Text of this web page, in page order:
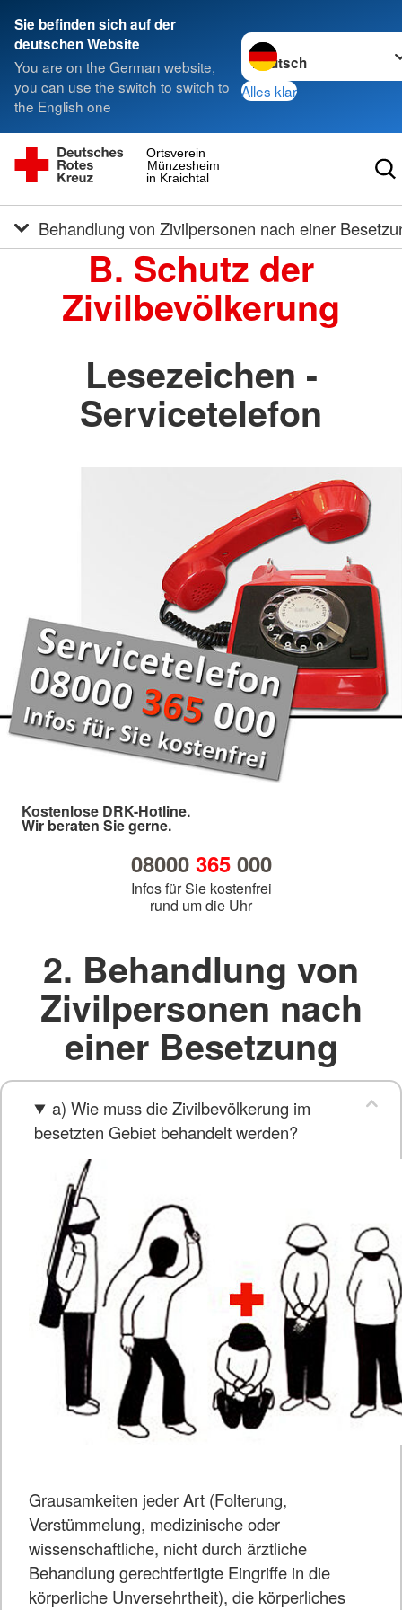
Sie befinden sich auf der
deutschen Website
You are on the German website,
you can use the switch to switch to
the English one
Sprache wechseln zu
Alles klar
in Kraichtal
Münzesheim
Ortsverein
Behandlung von Zivilpersonen nach einer
B. Schutz der
Zivilbevölkerung
Lesezeichen -
Servicetelefon
Kostenlose DRK-Hotline.
Wir beraten Sie gerne.
08000 365000
Infos für Sie kostenfrei
rund um die Uhr
2. Behandlung von
Zivilpersonen nach
einer Besetzung
a) Wie muss die Zivilbevölkerung im
besetzten Gebiet behandelt werden?
Grausamkeiten jeder Art (Folterung,
Verstümmelung, medizinische oder
wissenschaftliche, nicht durch ärztliche
Behandlung gerechtfertigte Eingriffe in die
körperliche Unversehrtheit), die körperliches